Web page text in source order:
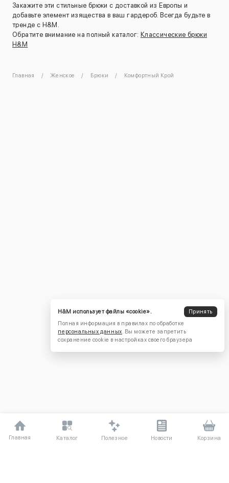
Закажите эти стильные брюки с доставкой из Европы и
добавьте элемент изящества в ваш гардероб. Всегда будьте в
тренде с H&M.
Обратите внимание на полный каталог: Классические брюки
H&M
Главная Женское Брюки Комфортный Крой
Главная Каталог Полезное Новости Корзина
H&M использует файлы «cookie».
Принять
Полная информация в правилах по обработке
персональных данных. Вы можете запретить
сохранение cookie в настройках своего браузера